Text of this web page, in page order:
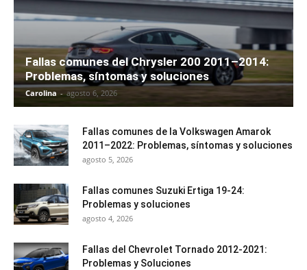
Fallas comunes del Chrysler 200 2011–2014:
Problemas, síntomas y soluciones
Carolina - agosto 6, 2026
Fallas comunes de la Volkswagen Amarok
2011–2022: Problemas, síntomas y soluciones
agosto 5, 2026
Fallas comunes Suzuki Ertiga 19-24:
Problemas y soluciones
agosto 4, 2026
Fallas del Chevrolet Tornado 2012-2021:
Problemas y Soluciones